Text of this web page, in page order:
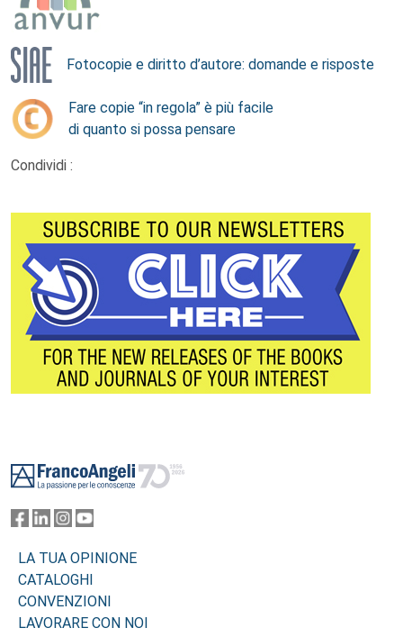
Fotocopie e diritto d’autore: domande e risposte
Fare copie “in regola” è più facile
di quanto si possa pensare
Condividi :
LA TUA OPINIONE
CATALOGHI
CONVENZIONI
LAVORARE CON NOI